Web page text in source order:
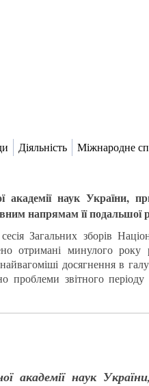
Діяльність Міжнародне
академії наук України,
напрямам її подальшої
Загальних зборів
отримані минулого року
досягнення в
проблеми звітного
академії наук